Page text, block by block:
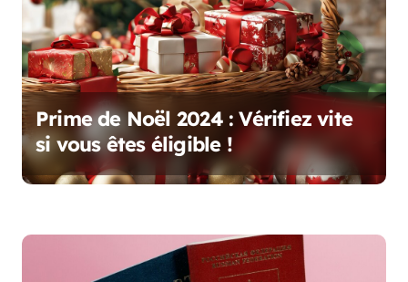
c
l
ePrime de Noël 2024 : Vérifiez vite
si vous êtes éligible !